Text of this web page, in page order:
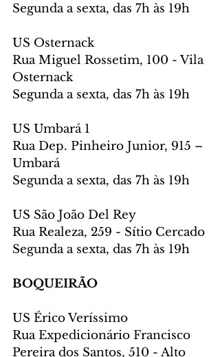
Segunda a sexta, das 7h às 19h
US Osternack
Rua Miguel Rossetim, 100 - Vila
Osternack
Segunda a sexta, das 7h às 19h
US Umbará 1
Rua Dep. Pinheiro Junior, 915 –
Umbará
Segunda a sexta, das 7h às 19h
US São João Del Rey
Rua Realeza, 259 - Sítio Cercado
Segunda a sexta, das 7h às 19h
BOQUEIRÃO
US Érico Veríssimo
Rua Expedicionário Francisco
Pereira dos Santos, 510 - Alto